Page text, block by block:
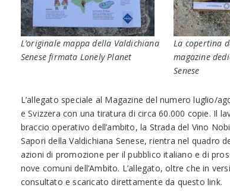
L’originale mappa della Valdichiana
Senese firmata Lonely Planet
La copertina
magazine
Senese
L’allegato speciale al Magazine del numero luglio/
e Svizzera con una tiratura di circa 60.000 copie. Il
braccio operativo dell’ambito, la Strada del Vino
Sapori della Valdichiana Senese, rientra nel quadro
azioni di promozione per il pubblico italiano e di
nove comuni dell’Ambito. L’allegato, oltre che in
consultato e scaricato direttamente da questolink.